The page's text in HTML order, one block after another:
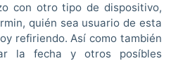
con otro tipo de dispositivo,
quién sea usuario de esta
refiriendo. Así como también
la fecha y otros posíbles